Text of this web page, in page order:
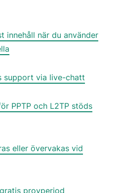
innehåll när du använder
support via live-chatt
PPTP och L2TP stöds
eller övervakas vid
provperiod